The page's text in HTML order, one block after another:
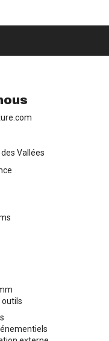
Vallées
outils